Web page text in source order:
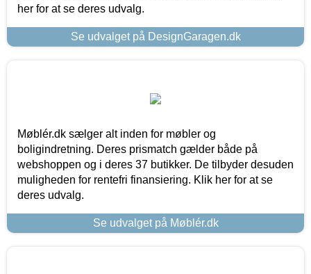
her for at se deres udvalg.
Se udvalget på DesignGaragen.dk
Møblér.dk sælger alt inden for møbler og
boligindretning. Deres prismatch gælder både på
webshoppen og i deres 37 butikker. De tilbyder desuden
muligheden for rentefri finansiering. Klik her for at se
deres udvalg.
Se udvalget på Møblér.dk